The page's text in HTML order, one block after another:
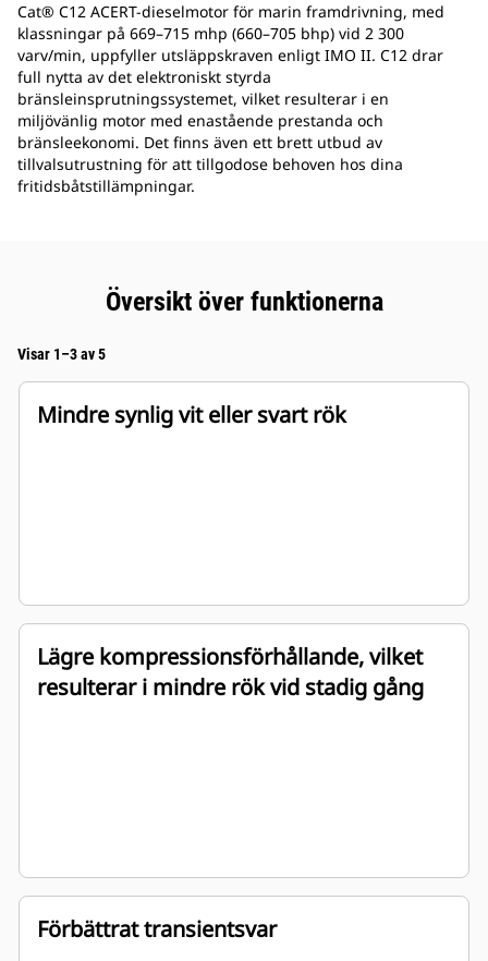
Cat® C12 ACERT-dieselmotor för marin framdrivning, med
klassningar på 669–715 mhp (660–705 bhp) vid 2 300
varv/min, uppfyller utsläppskraven enligt IMO II. C12 drar
full nytta av det elektroniskt styrda
bränsleinsprutningssystemet, vilket resulterar i en
miljövänlig motor med enastående prestanda och
bränsleekonomi. Det finns även ett brett utbud av
tillvalsutrustning för att tillgodose behoven hos dina
fritidsbåtstillämpningar.
Översikt över funktionerna
Visar 1–3 av 5
Mindre synlig vit eller svart rök
Lägre kompressionsförhållande, vilket
resulterar i mindre rök vid stadig gång
Förbättrat transientsvar